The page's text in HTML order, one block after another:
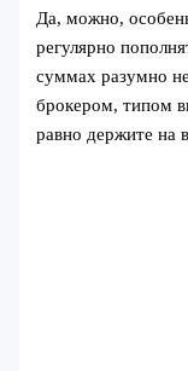
Да, можно,
регулярно
суммах разумно
брокером, типом
равно держите на